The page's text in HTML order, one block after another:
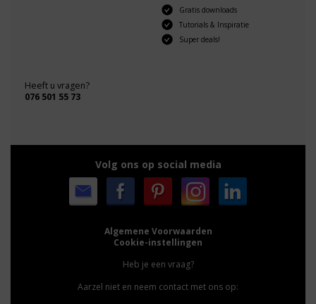
Gratis downloads
Tutorials & Inspiratie
Super deals!
Heeft u vragen?
076 501 55 73
Volg ons op social media
Algemene Voorwaarden
Cookie-instellingen
Heb je een vraag?
Aarzel niet en neem contact met ons op: